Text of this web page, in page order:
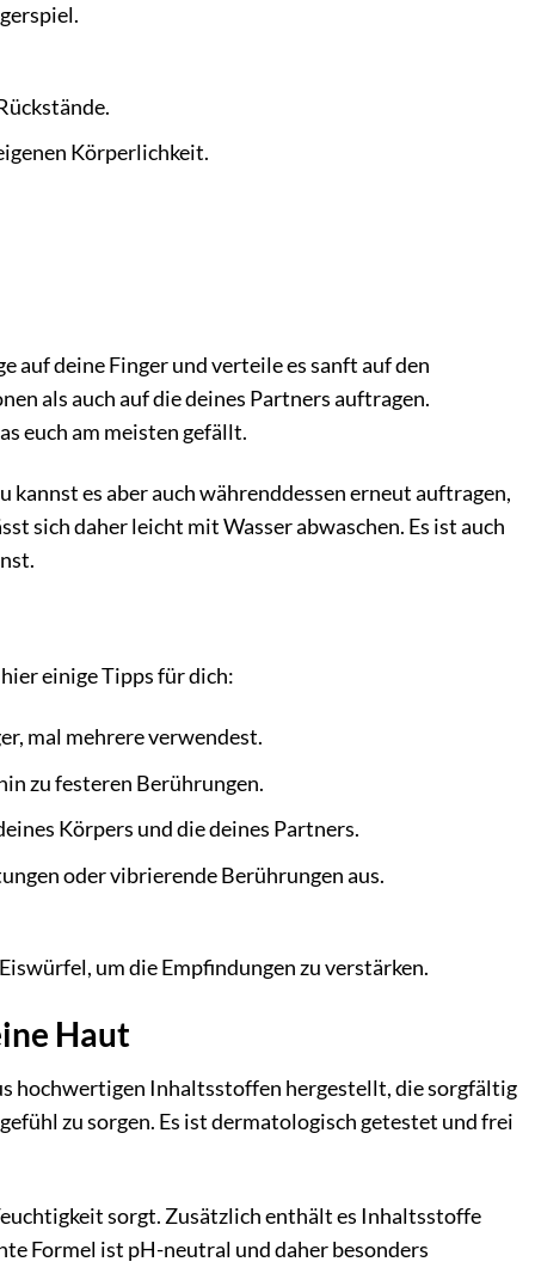
Körperlichkeit.
auf deine Finger und verteile es sanft auf den
als auch auf die deines Partners auftragen.
euch am meisten gefällt.
es aber auch währenddessen erneut auftragen,
sich daher leicht mit Wasser abwaschen. Es ist auch
einige Tipps für dich:
mal mehrere verwendest.
zu festeren Berührungen.
Körpers und die deines Partners.
oder vibrierende Berührungen aus.
um die Empfindungen zu verstärken.
Haut
hochwertigen Inhaltsstoffen hergestellt, die sorgfältig
zu sorgen. Es ist dermatologisch getestet und frei
sorgt. Zusätzlich enthält es Inhaltsstoffe
Formel ist pH-neutral und daher besonders